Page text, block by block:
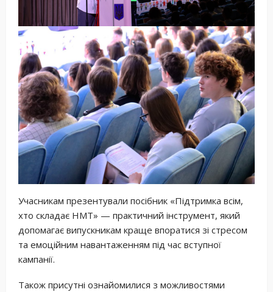
Учасникам презентували посібник «Підтримка всім,
хто складає НМТ» — практичний інструмент, який
допомагає випускникам краще впоратися зі стресом
та емоційним навантаженням під час вступної
кампанії.
Також присутні ознайомилися з можливостями